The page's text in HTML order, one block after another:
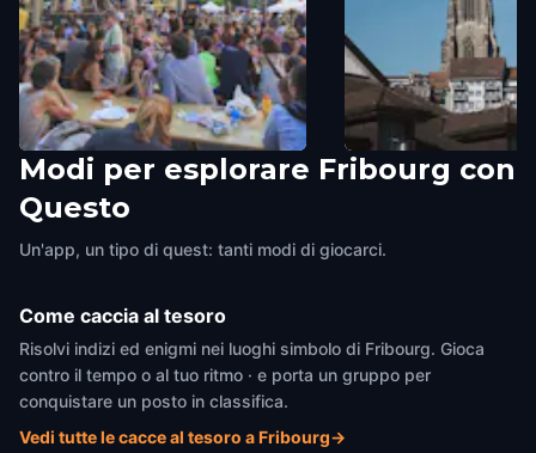
Pl. Georges-Python
Fribourg,Switzerland
St. Nikolaus-
Modi per esplorare Fribourg con
Questo
Un'app, un tipo di quest: tanti modi di giocarci.
Come caccia al tesoro
Risolvi indizi ed enigmi nei luoghi simbolo di Fribourg. Gioca
contro il tempo o al tuo ritmo · e porta un gruppo per
conquistare un posto in classifica.
Vedi tutte le cacce al tesoro a Fribourg→